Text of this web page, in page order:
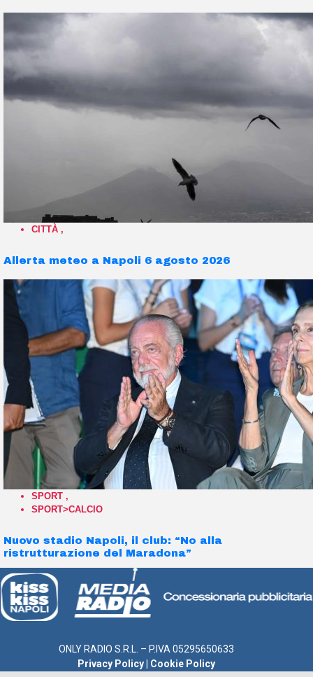
CITTÀ ,
Allerta meteo a Napoli 6 agosto 2026
SPORT ,
SPORT>CALCIO
Nuovo stadio Napoli, il club: “No alla
ristrutturazione del Maradona”
ONLY RADIO S.R.L. – P.IVA 05295650633
Privacy Policy
Cookie Policy